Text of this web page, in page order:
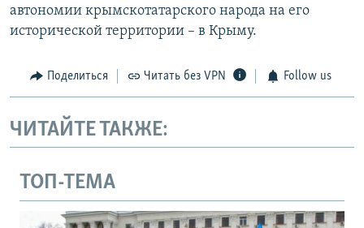
автономии крымскотатарского народа на его
исторической территории – в Крыму.
Поделиться Читать без VPN Follow us
ЧИТАЙТЕ ТАКЖЕ:
ТОП-ТЕМА